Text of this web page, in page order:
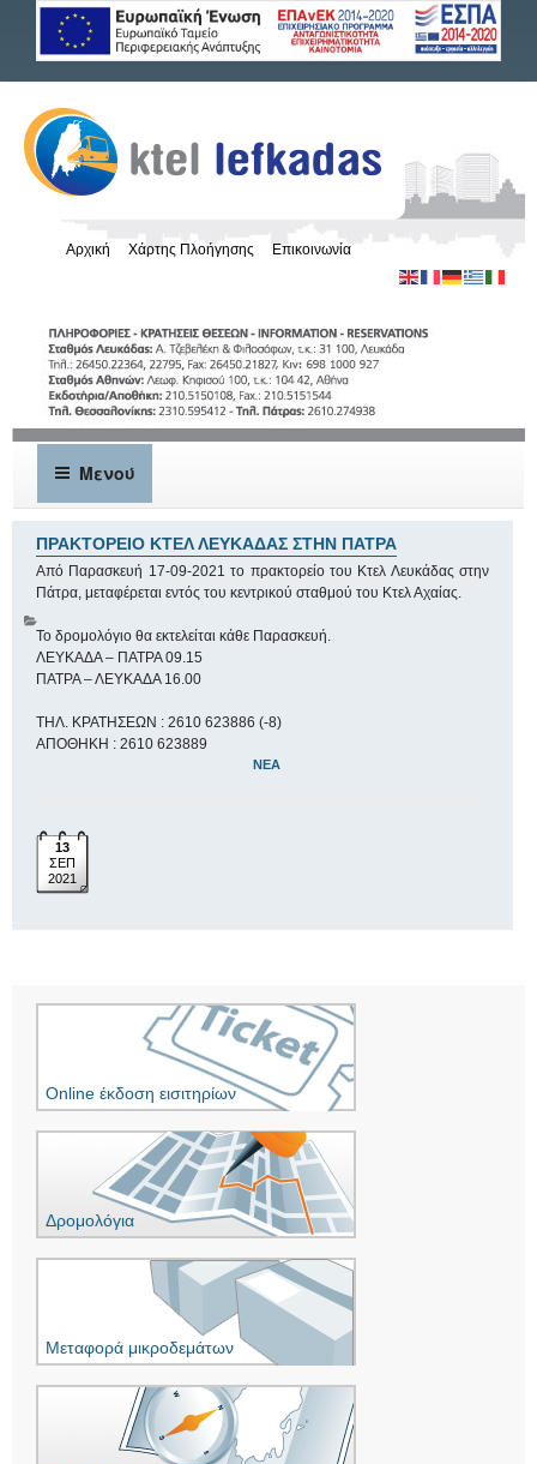
Αρχική Χάρτης Πλοήγησης Επικοινωνία
Μενού
ΠΡΑΚΤΟΡΕΙΟ ΚΤΕΛ ΛΕΥΚΑΔΑΣ ΣΤΗΝ ΠΑΤΡΑ
Από Παρασκευή 17-09-2021 το πρακτορείο του Κτελ Λευκάδας στην
Πάτρα, μεταφέρεται εντός του κεντρικού σταθμού του Κτελ Αχαίας.
Το δρομολόγιο θα εκτελείται κάθε Παρασκευή.
ΛΕΥΚΑΔΑ – ΠΑΤΡΑ 09.15
ΠΑΤΡΑ – ΛΕΥΚΑΔΑ 16.00
ΤΗΛ. ΚΡΑΤΗΣΕΩΝ : 2610 623886 (-8)
ΑΠΟΘΗΚΗ : 2610 623889
ΝΈΑ
13
ΣΕΠ
2021
Online έκδοση εισιτηρίων
Δρομολόγια
Μεταφορά μικροδεμάτων